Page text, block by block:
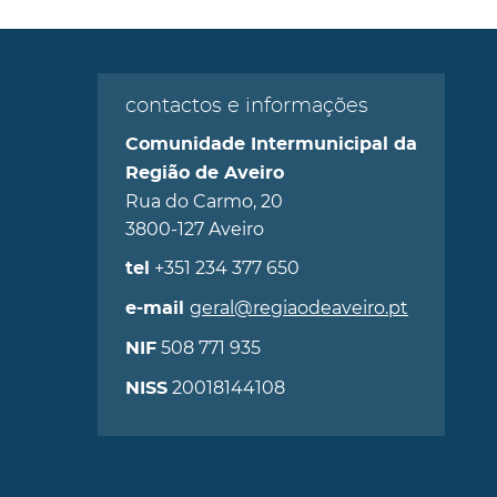
contactos e informações
Comunidade Intermunicipal da
Região de Aveiro
Rua do Carmo, 20
3800-127 Aveiro
tel +351 234 377 650
e-mail geral@regiaodeaveiro.pt
NIF508 771 935
NISS20018144108